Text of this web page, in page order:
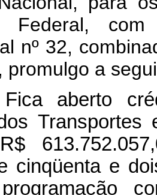
Federal,
nº 32,
promulgo a
aberto
cinqüenta e